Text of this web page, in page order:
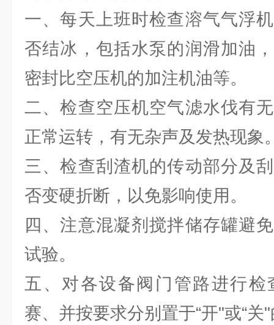
一、每天上班时检查溶气气浮
否结冰，包括水泵的润滑加油
密封比空压机的加注机油等。
二、检查空压机空气滤水伐有
正常运转，有无杂声及发热现象
三、检查刮渣机的传动部分及
否变硬折断，以免影响使用。
四、注意混凝剂搅拌储存罐避
试验。
五、对各设备阀门管路进行
赛、并按要求分别置于“开"或“关